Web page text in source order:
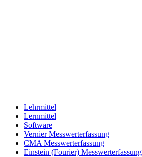
Lehrmittel
Lernmittel
Software
Vernier Messwerterfassung
CMA Messwerterfassung
Einstein (Fourier) Messwerterfassung